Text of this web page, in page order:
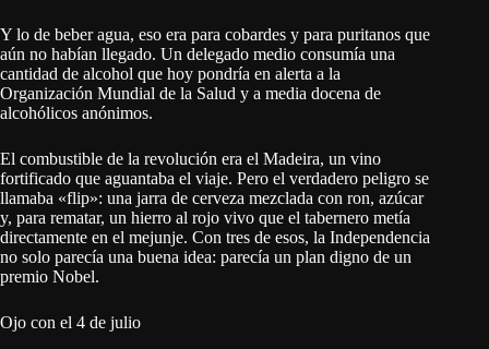
Y lo de beber agua, eso era para cobardes y para puritanos que
aún no habían llegado. Un delegado medio consumía una
cantidad de alcohol que hoy pondría en alerta a la
Organización Mundial de la Salud y a media docena de
alcohólicos anónimos.
El combustible de la revolución era el Madeira, un vino
fortificado que aguantaba el viaje. Pero el verdadero peligro se
llamaba «flip»: una jarra de cerveza mezclada con ron, azúcar
y, para rematar, un hierro al rojo vivo que el tabernero metía
directamente en el mejunje. Con tres de esos, la Independencia
no solo parecía una buena idea: parecía un plan digno de un
premio Nobel.
Ojo con el 4 de julio